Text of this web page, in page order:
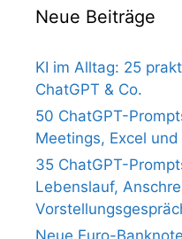
Neue Beiträge
KI im Alltag: 25
ChatGPT & Co.
50 ChatGPT-
Meetings, Excel
35 ChatGPT-
Lebenslauf,